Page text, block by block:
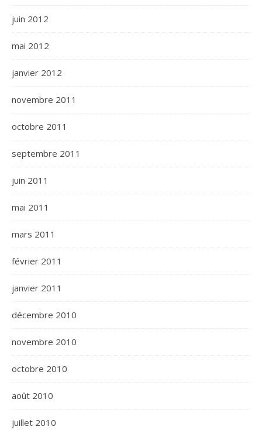
juin 2012
mai 2012
janvier 2012
novembre 2011
octobre 2011
septembre 2011
juin 2011
mai 2011
mars 2011
février 2011
janvier 2011
décembre 2010
novembre 2010
octobre 2010
août 2010
juillet 2010